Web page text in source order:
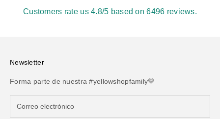
Customers rate us 4.8/5 based on 6496 reviews.
Newsletter
Forma parte de nuestra #yellowshopfamily💛